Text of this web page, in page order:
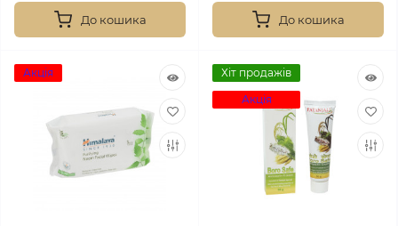
До кошика До кошика
Акція
Хіт продажів
Акція